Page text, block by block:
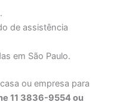
de assistência
em São Paulo.
ou empresa para
11 3836-9554 ou